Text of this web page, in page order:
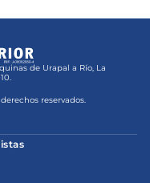
de Urapal a Río, La
reservados.